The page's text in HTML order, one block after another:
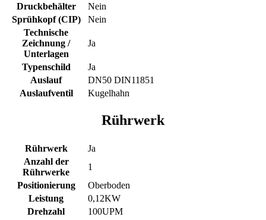
Druckbehälter
Nein
Sprühkopf (CIP)
Nein
Technische
Zeichnung /
Unterlagen
Ja
Typenschild
Ja
Auslauf
DN50 DIN11851
Auslaufventil
Kugelhahn
Rührwerk
Rührwerk
Ja
Anzahl der
Rührwerke
1
Positionierung
Oberboden
Leistung
0,12KW
Drehzahl
100UPM